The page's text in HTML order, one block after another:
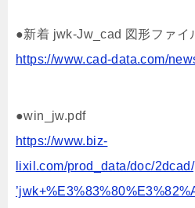
●新着 jwk-Jw_cad 図形ファイ
https://www.cad-data.com/
●win_jw.pdf
https://www.biz-
lixil.com/prod_data/doc/